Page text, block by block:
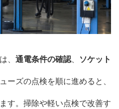
、 通電条件の確認 ソケット
ューズの点検を順に進めると、
す。掃除や軽い点検で改善す